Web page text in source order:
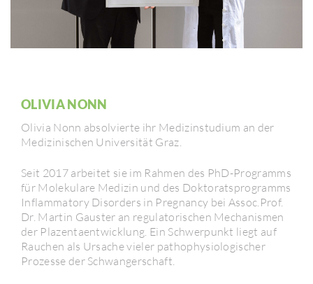
OLIVIA NONN
Olivia Nonn absol­vierte ihr Medi­zin­stu­dium an der
Medi­zi­ni­schen Univer­sität Graz.
Seit 2017 arbeitet sie im Rahmen des PhD-Programms
für Mole­ku­lare Medizin und des Dokto­rats­pro­gramms
Inflam­ma­tory Disor­ders in Pregnancy bei Assoc.Prof.
Dr. Martin Gauster an regu­la­to­ri­schen Mecha­nismen
der Plazen­ta­ent­wick­lung. Ein Schwer­punkt liegt auf
Rauchen als Ursache vieler patho­phy­sio­lo­gi­scher
Prozesse der Schwan­ger­schaft.